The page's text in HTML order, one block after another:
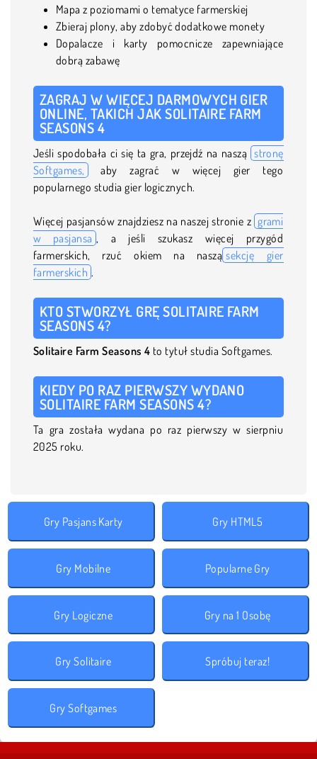
Mapa z poziomami o tematyce farmerskiej
Zbieraj plony, aby zdobyć dodatkowe monety
Dopalacze i karty pomocnicze zapewniające
dobrą zabawę
ZAGRAJ W WIĘCEJ DARMOWYCH GIER
ONLINE, TAKICH JAK SOLITAIRE FARM
SEASONS 4
Jeśli spodobała ci się ta gra, przejdź na naszą stronę
Softgames, aby zagrać w więcej gier tego
popularnego studia gier logicznych.
Więcej pasjansów znajdziesz na naszej stronie z grami
w pasjansa , a jeśli szukasz więcej przygód
farmerskich, rzuć okiem na naszą sekcję gier
farmerskich .
KTO STWORZYŁ GRĘ SOLITAIRE FARM
SEASONS 4?
Solitaire Farm Seasons 4 to tytuł studia Softgames.
KIEDY PO RAZ PIERWSZY WYDANO
SOLITAIRE FARM SEASONS 4?
Ta gra została wydana po raz pierwszy w sierpniu
2025 roku.
Gry Pasjans Karty Gry HTML5
Gry Mobilne Popularne Gry
Gry Logiczne Gry na 1 Osobę
Gry Solitaire Spróbuj teraz!
Gry Softgames